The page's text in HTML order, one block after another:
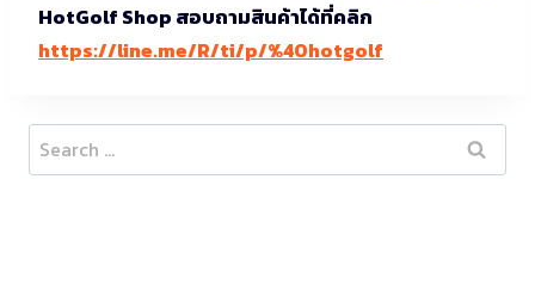
HotGolf Shop สอบถามสินค้าได้ที่คลิก
https://line.me/R/ti/p/%40hotgolf
Search
for: